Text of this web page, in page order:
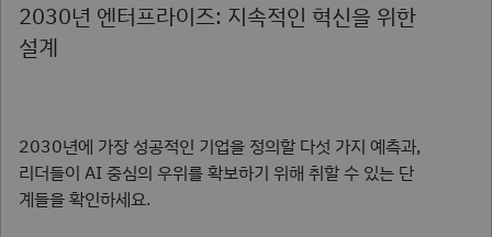
2030년 엔터프라이즈: 지속적인 혁신을 위한
설계
2030년에 가장 성공적인 기업을 정의할 다섯 가지 예측과,
리더들이 AI 중심의 우위를 확보하기 위해 취할 수 있는 단
계들을 확인하세요.